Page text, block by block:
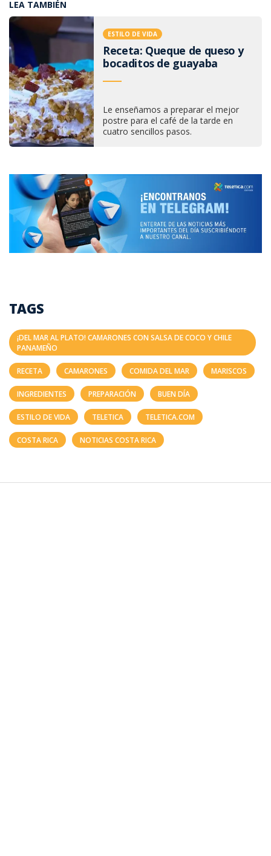
LEA TAMBIÉN
ESTILO DE VIDA
Receta: Queque de queso y
bocaditos de guayaba
Le enseñamos a preparar el mejor
postre para el café de la tarde en
cuatro sencillos pasos.
TAGS
¡DEL MAR AL PLATO! CAMARONES CON SALSA DE COCO Y CHILE
PANAMEÑO
RECETA CAMARONES COMIDA DEL MAR MARISCOS
INGREDIENTES PREPARACIÓN BUEN DÍA
ESTILO DE VIDA TELETICA TELETICA.COM
COSTA RICA NOTICIAS COSTA RICA